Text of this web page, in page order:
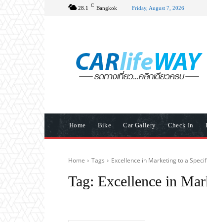
28.1 C Bangkok Friday, August 7, 2026
Home Bike Car Gallery Check In
Home Tags Excellence in Marketing to a
Tag: Excellence in